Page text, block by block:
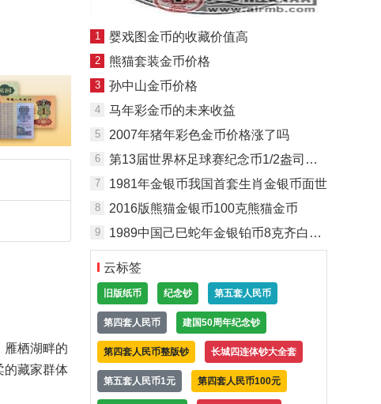
雁栖湖畔的
的藏家群体
1 婴戏图金币的收藏价值高
2 熊猫套装金币价格
3 孙中山金币价格
4 马年彩金币的未来收益
5 2007年猪年彩色金币价格涨了吗
6 第13届世界杯足球赛纪念币1/2盎司控球银币
7 1981年金银币我国首套生肖金银币面世
8 2016版熊猫金银币100克熊猫金币
9 1989中国己巳蛇年金银铂币8克齐白石所绘《蛇行图》金币
云标签
旧版纸币 纪念钞 第五套人民币
第四套人民币 建国50周年纪念钞
第四套人民币整版钞 长城四连体钞大全套
第五套人民币1元 第四套人民币100元